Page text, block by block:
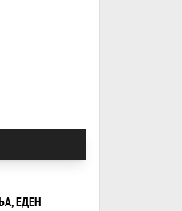
ЕДЕН